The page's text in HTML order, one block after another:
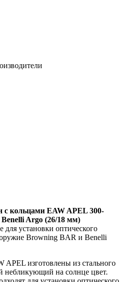
кольцами EAW APEL 300-
Argo (26/18 мм)
для установки оптического
Browning BAR и Benelli
изготовлены из стального
небликующий на солнце цвет.